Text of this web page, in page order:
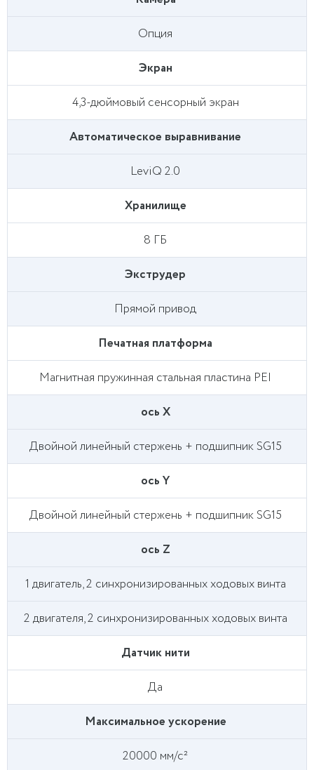
Опция
Экран
4,3-дюймовый сенсорный экран
Автоматическое выравнивание
LeviQ 2.0
Хранилище
8 ГБ
Экструдер
Прямой привод
Печатная платформа
Магнитная пружинная стальная пластина PEI
ось X
Двойной линейный стержень + подшипник SG15
ось Y
Двойной линейный стержень + подшипник SG15
ось Z
1 двигатель, 2 синхронизированных ходовых винта
2 двигателя, 2 синхронизированных ходовых винта
Датчик нити
Да
Максимальное ускорение
20000 мм/с²